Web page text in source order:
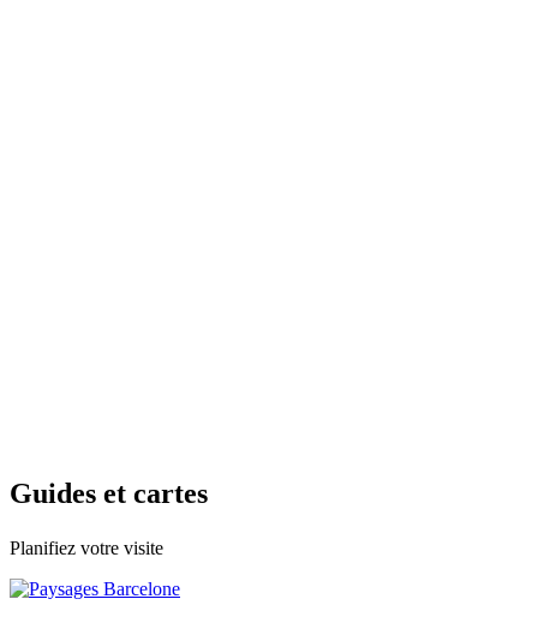
Guides et cartes
Planifiez votre visite